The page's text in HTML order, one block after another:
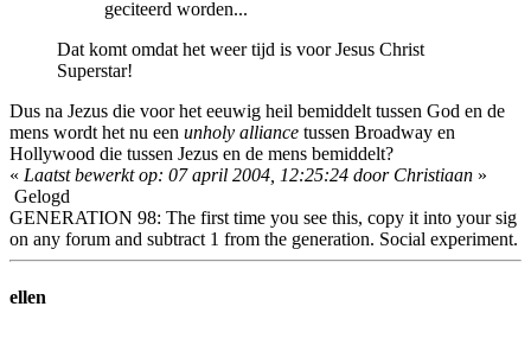
geciteerd worden...
Dat komt omdat het weer tijd is voor Jesus Christ
Superstar!
Dus na Jezus die voor het eeuwig heil bemiddelt tussen God en de
mens wordt het nu een unholy alliance tussen Broadway en
Hollywood die tussen Jezus en de mens bemiddelt?
« Laatst bewerkt op: 07 april 2004, 12:25:24 door Christiaan »
Gelogd
GENERATION 98: The first time you see this, copy it into your sig
on any forum and subtract 1 from the generation. Social experiment.
ellen